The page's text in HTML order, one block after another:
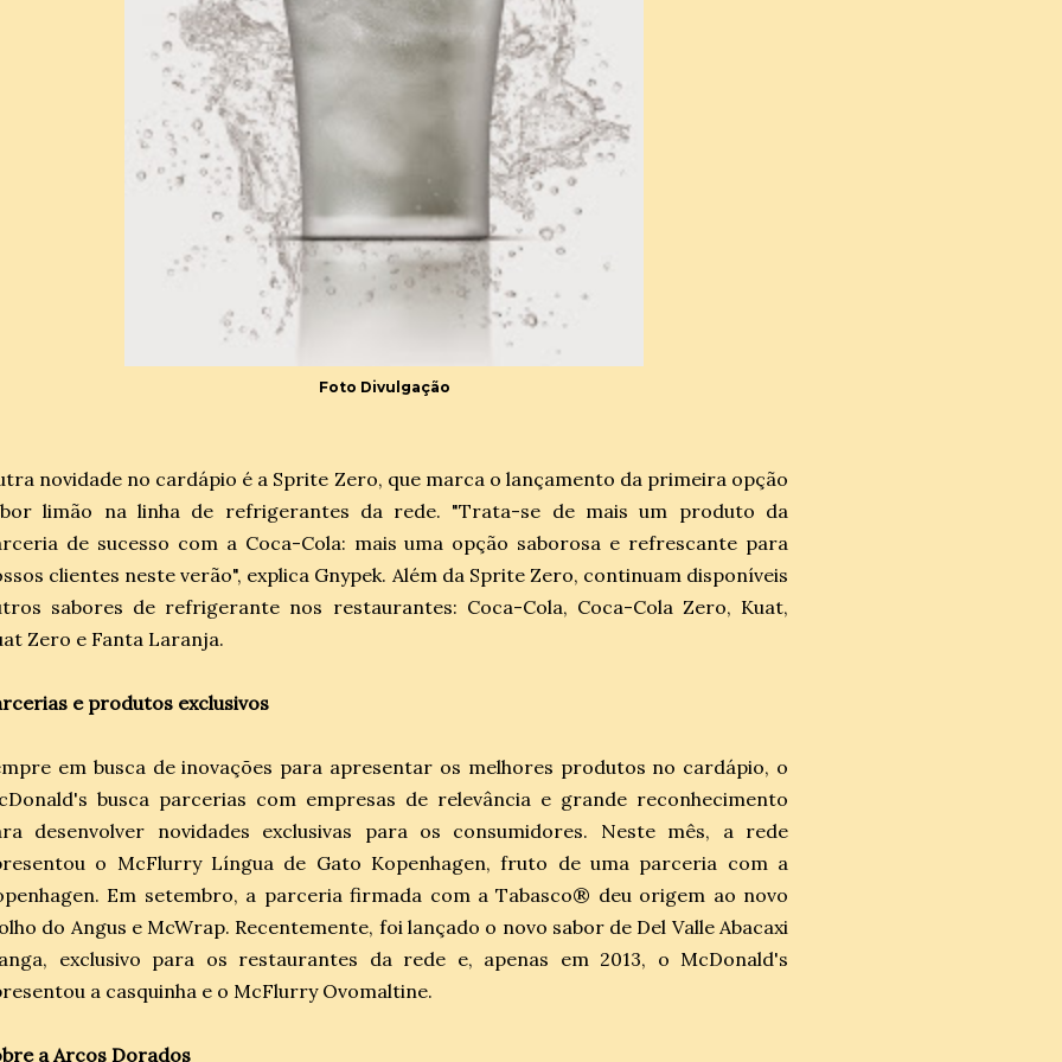
Foto Divulgação
novidade no cardápio é a Sprite Zero, que marca o lançamento da primeira opção
limão na linha de refrigerantes da rede. "Trata-se de mais um produto da
de sucesso com a Coca-Cola: mais uma opção saborosa e refrescante para
clientes neste verão", explica Gnypek. Além da Sprite Zero, continuam disponíveis
sabores de refrigerante nos restaurantes: Coca-Cola, Coca-Cola Zero, Kuat,
Zero e Fanta Laranja.
e produtos exclusivos
em busca de inovações para apresentar os melhores produtos no cardápio, o
busca parcerias com empresas de relevância e grande reconhecimento
desenvolver novidades exclusivas para os consumidores. Neste mês, a rede
o McFlurry Língua de Gato Kopenhagen, fruto de uma parceria com a
Em setembro, a parceria firmada com a Tabasco® deu origem ao novo
do Angus e McWrap. Recentemente, foi lançado o novo sabor de Del Valle Abacaxi
exclusivo para os restaurantes da rede e, apenas em 2013, o McDonald's
a casquinha e o McFlurry Ovomaltine.
a Arcos Dorados